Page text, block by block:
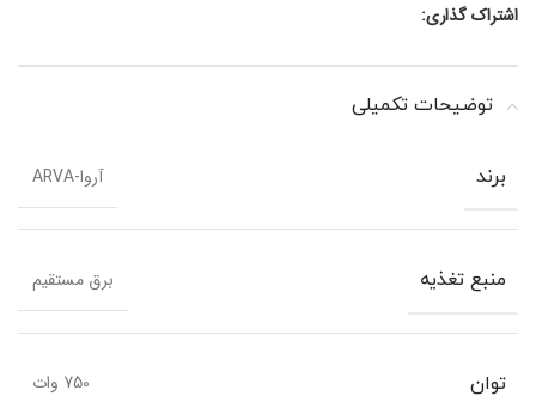
اشتراک گذاری:
توضیحات تکمیلی
برند آروا-ARVA
منبع تغذیه برق مستقیم
توان 750 وات